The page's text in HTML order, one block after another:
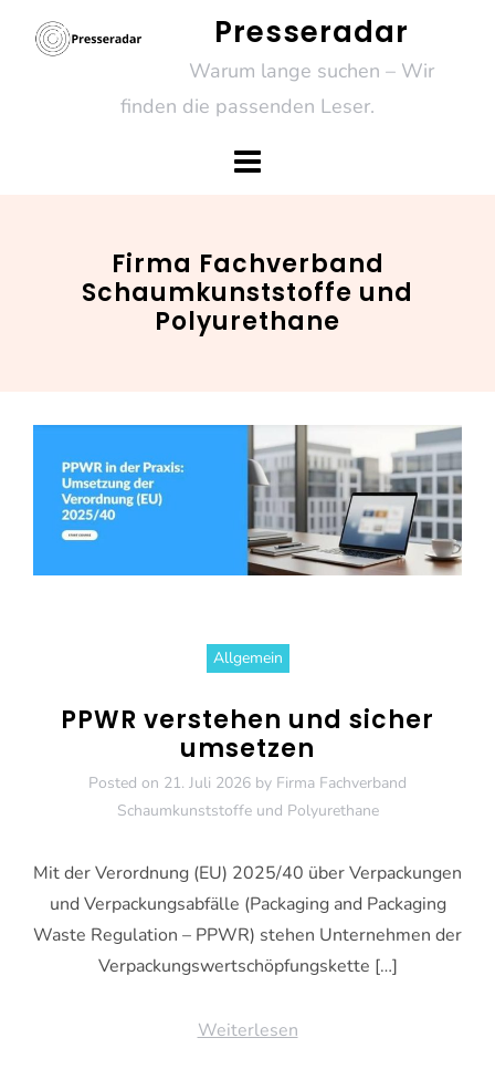
Presseradar
Warum lange suchen – Wir
finden die passenden Leser.
Firma Fachverband
Schaumkunststoffe und
Polyurethane
Allgemein
PPWR verstehen und sicher
umsetzen
Posted on 21. Juli 2026 by Firma Fachverband
Schaumkunststoffe und Polyurethane
Mit der Verordnung (EU) 2025/40 über Verpackungen
und Verpackungsabfälle (Packaging and Packaging
Waste Regulation – PPWR) stehen Unternehmen der
Verpackungswertschöpfungskette […]
Weiterlesen